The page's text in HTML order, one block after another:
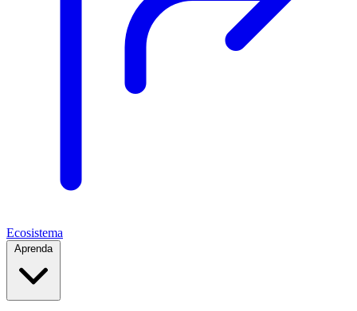
Ecosistema
Aprenda